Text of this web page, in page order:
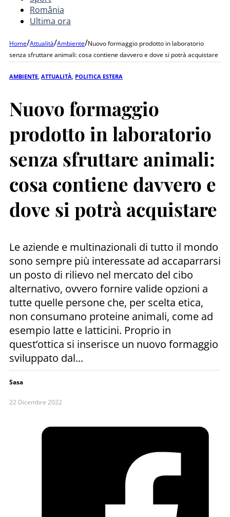
România
Ultima ora
Home/Attualità/Ambiente/Nuovo formaggio prodotto in laboratorio
senza sfruttare animali: cosa contiene davvero e dove si potrà acquistare
AMBIENTE ATTUALITÀ POLITICA ESTERA
Nuovo formaggio
prodotto in laboratorio
senza sfruttare animali:
cosa contiene davvero e
dove si potrà acquistare
Le aziende e multinazionali di tutto il mondo
sono sempre più interessate ad accaparrarsi
un posto di rilievo nel mercato del cibo
alternativo, ovvero fornire valide opzioni a
tutte quelle persone che, per scelta etica,
non consumano proteine animali, come ad
esempio latte e latticini. Proprio in
quest’ottica si inserisce un nuovo formaggio
sviluppato dal...
Sasa
22 Dicembre 2022